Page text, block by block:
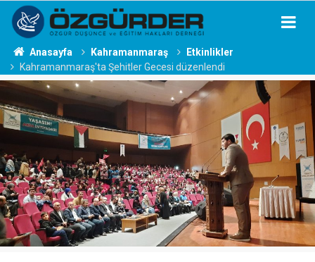
Anasayfa Kahramanmaraş
Etkinlikler
Kahramanmaraş'ta Şehitler Gecesi düzenlendi